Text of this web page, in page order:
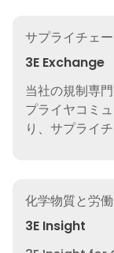
サプライチェ
3E Exchange
当社の規制専
プライヤコミ
り、サプライ
化学物質と労
3E Insight